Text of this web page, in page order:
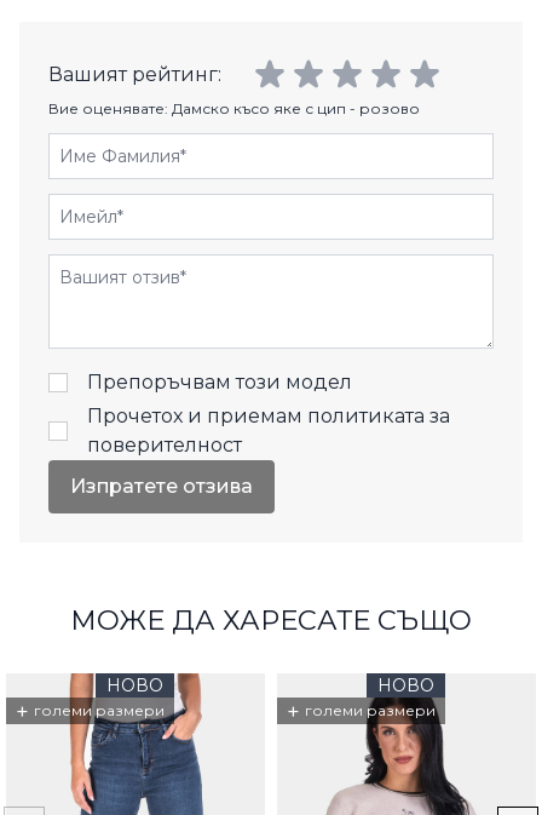
Вашият рейтинг:
Вие оценявате: Дамско късо яке с цип - розово
Име Фамилия
Имейл
Отзиви
Препоръчвам този модел
Прочетох и приемам политиката за
поверителност
Изпратете отзива
МОЖЕ ДА ХАРЕСАТЕ СЪЩО
НОВО
+ големи размери
НОВО
+ големи размери